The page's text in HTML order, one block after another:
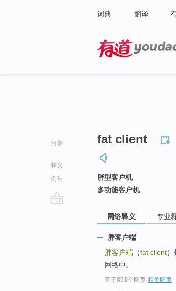
词典 翻译
目录
释义
例句
fat client
胖型客户机
多功能客户机
网络释义 专业
胖客户端
胖客户端 （fat client
网络中。
基于893个网页-相关网页